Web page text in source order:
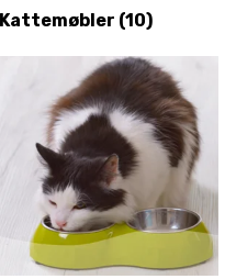
Kattemøbler (10)